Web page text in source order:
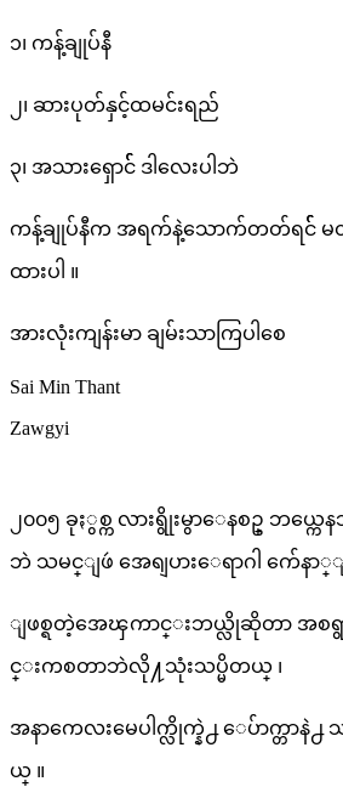
၁၊ ကန့်ချုပ်နီ
၂၊ ဆားပုတ်နှင့်ထမင်းရည်
၃၊ အသားရှောင်် ဒါလေးပါဘဲ
ကန့်ချုပ်နီက အရက်နဲ့သောက်တတ်ရင််
ထားပါ ။
အားလုံးကျန်းမာ ချမ်းသာကြပါစေ
Sai Min Thant
Zawgyi
၂၀၀၅ ခုႏွစ္က လားရွိုးမွာေနစဥ္ ဘယ္ကေ
ဘဲ သမင္ျဖဴ အေရျပားေရာဂါ က်ေနာ္
ျဖစ္ရတဲ့အေၾကာင္းဘယ္လိုဆိုတာ အစရွာ
င္းကစတာဘဲလို႔သုံးသပ္မိတယ္ ၊
အနာကေလးမေပါက္လိုက္နဲ႕ ေပ်ာက္တာနဲ
ယ္ ။